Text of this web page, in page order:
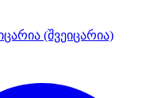
(შვეიცარია)